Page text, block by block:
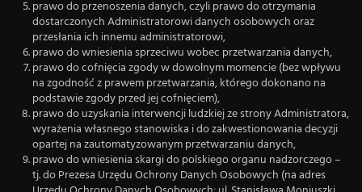
prawo do przenoszenia danych, czyli prawo do otrzymania
dostarczonych Administratorowi danych osobowych oraz
przesłania ich innemu administratorowi,
prawo do wniesienia sprzeciwu wobec przetwarzania danych,
prawo do cofnięcia zgody w dowolnym momencie (bez wpływu
na zgodność z prawem przetwarzania, którego dokonano na
podstawie zgody przed jej cofnięciem),
prawo do uzyskania interwencji ludzkiej ze strony Administratora,
wyrażenia własnego stanowiska i do zakwestionowania decyzji
opartej na zautomatyzowanym przetwarzaniu danych,
prawo do wniesienia skargi do polskiego organu nadzorczego –
tj. do Prezesa Urzędu Ochrony Danych Osobowych (na adres